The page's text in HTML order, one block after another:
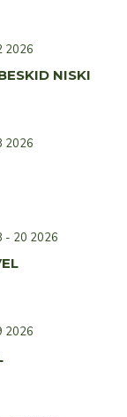
2026
NISKI
2026
- 20 2026
2026